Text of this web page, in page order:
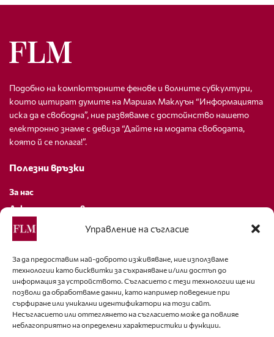
Управление на съгласие
За да предоставим най-доброто изживяване, ние използваме
технологии като бисквитки за съхраняване и/или достъп до
информация за устройството. Съгласието с тези технологии ще ни
позволи да обработваме данни, като например поведение при
сърфиране или уникални идентификатори на този сайт.
Несъгласието или оттеглянето на съгласието може да повлияе
неблагоприятно на определени характеристики и функции.
Подобно на компютърните фенове и волните субкултури,
които цитират думите на Маршал Маклуън “Информацията
иска да е свободна”, ние развяваме с достойнство нашето
електронно знаме с девиза “Дайте на модата свободата,
която й се полага!”.
Полезни връзки
За нас
Декларация за поверителност
Политика за бисквитки
За контакти
editor@fashion-lifestyle.net
+359 88 227 33 47
Последвайте ни